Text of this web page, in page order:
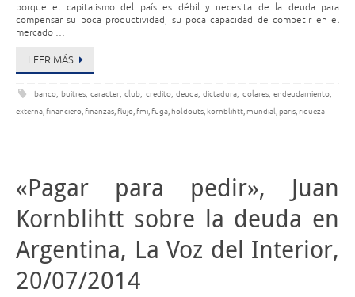
porque el capitalismo del país es débil y necesita de la deuda para
compensar su poca productividad, su poca capacidad de competir en el
mercado …
LEER MÁS
banco, buitres,caracter,club, credito,deuda,dictadura, dolares, endeudamiento,
externa, financiero, finanzas, flujo, fmi, fuga, holdouts, kornblihtt, mundial, paris, riqueza
«Pagar para pedir», Juan
Kornblihtt sobre la deuda en
Argentina, La Voz del Interior,
20/07/2014